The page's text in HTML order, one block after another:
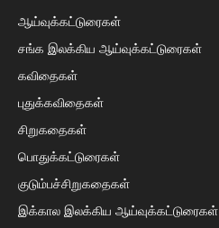
ஆய்வுக்கட்டுரைகள்
சங்க இலக்கிய ஆய்வுக்கட்டுரைகள்
கவிதைகள்
புதுக்கவிதைகள்
சிறுகதைகள்
பொதுக்கட்டுரைகள்
குடும்பச்சிறுகதைகள்
இக்கால இலக்கிய ஆய்வுக்கட்டுரைகள்